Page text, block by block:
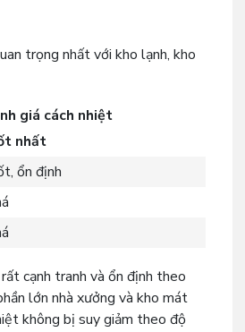
trọng nhất với kho lạnh, kho
giá cách nhiệt
nhất
ổn định
cạnh tranh và ổn định theo
lớn nhà xưởng và kho mát
không bị suy giảm theo độ